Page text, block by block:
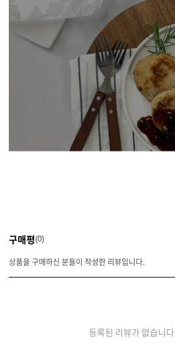
구매평 0
상품을 구매하신 분들이 작성한 리뷰입니다.
등록된 리뷰가 없습니다